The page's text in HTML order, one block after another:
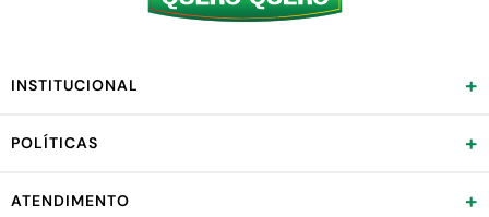
INSTITUCIONAL +
POLÍTICAS +
ATENDIMENTO +